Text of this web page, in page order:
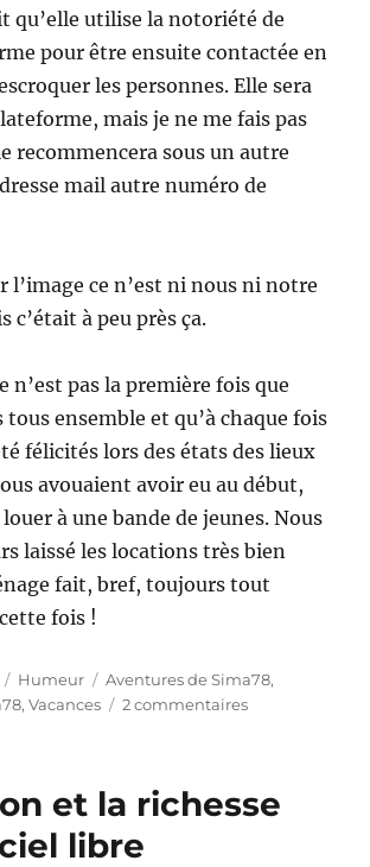
qu’elle utilise la notoriété de
pour être ensuite contactée en
les personnes. Elle sera
mais je ne me fais pas
recommencera sous un autre
mail autre numéro de
l’image ce n’est ni nous ni notre
c’était à peu près ça.
n’est pas la première fois que
ensemble et qu’à chaque fois
félicités lors des états des lieux
avouaient avoir eu au début,
à une bande de jeunes. Nous
laissé les locations très bien
fait, bref, toujours tout
fois !
Catégories
Humeur Étiquettes
Aventures de Sima78,
,Vacances 2 commentairessur
location
et la richesse
libre